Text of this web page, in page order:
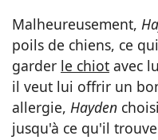
Malheureusement,
poils de chiens, ce
garder le chiot avec
il veut lui offrir un
allergie, Hayden
jusqu'à ce qu'il